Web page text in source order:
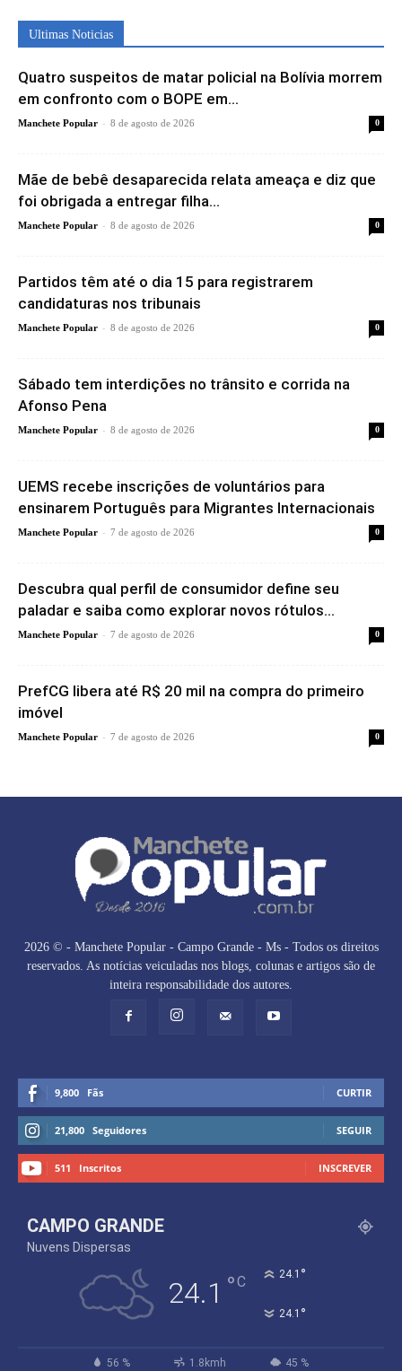
Ultimas Noticias
Quatro suspeitos de matar policial na Bolívia morrem
em confronto com o BOPE em...
Manchete Popular - 8 de agosto de 2026 0
Mãe de bebê desaparecida relata ameaça e diz que
foi obrigada a entregar filha...
Manchete Popular - 8 de agosto de 2026 0
Partidos têm até o dia 15 para registrarem
candidaturas nos tribunais
Manchete Popular - 8 de agosto de 2026 0
Sábado tem interdições no trânsito e corrida na
Afonso Pena
Manchete Popular - 8 de agosto de 2026 0
UEMS recebe inscrições de voluntários para
ensinarem Português para Migrantes Internacionais
Manchete Popular - 7 de agosto de 2026 0
Descubra qual perfil de consumidor define seu
paladar e saiba como explorar novos rótulos...
Manchete Popular - 7 de agosto de 2026 0
PrefCG libera até R$ 20 mil na compra do primeiro
imóvel
Manchete Popular - 7 de agosto de 2026 0
2026 © - Manchete Popular - Campo Grande - Ms - Todos os direitos
reservados. As notícias veiculadas nos blogs, colunas e artigos são de
inteira responsabilidade dos autores.
9,800 Fãs CURTIR
21,800 Seguidores SEGUIR
511 Inscritos INSCREVER
CAMPO GRANDE
Nuvens Dispersas
24.1 °C 24.1 °
24.1 °
56 % 1.8kmh 45 %